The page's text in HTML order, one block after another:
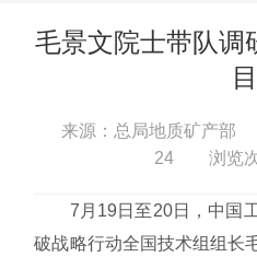
毛景文院士带队调
目
来源：总局地质矿产
24 浏览次
7月19日至20日，中国工
破战略行动全国技术组组长